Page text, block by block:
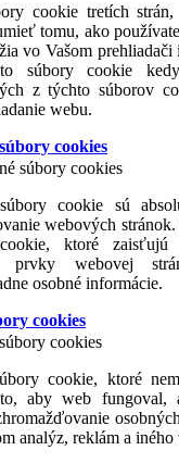
cookie tretích
tomu, ako
vo Vašom prehliadači
súbory cookie
z týchto súborov
webu.
cookies
súbory cookies
cookie sú
webových
ktoré zaisťujú
prvky webovej
osobné informácie.
cookies
cookies
cookie, ktoré
aby web fungoval,
analýz, reklám a iného